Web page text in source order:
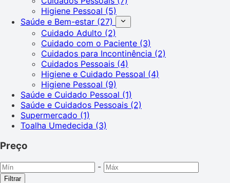
Higiene Pessoal (5)
Saúde e Bem-estar (27)
Cuidado Adulto (2)
Cuidado com o Paciente (3)
Cuidados para Incontinência (2)
Cuidados Pessoais (4)
Higiene e Cuidado Pessoal (4)
Higiene Pessoal (9)
Saúde e Cuidado Pessoal (1)
Saúde e Cuidados Pessoais (2)
Supermercado (1)
Toalha Umedecida (3)
Preço
-
Filtrar